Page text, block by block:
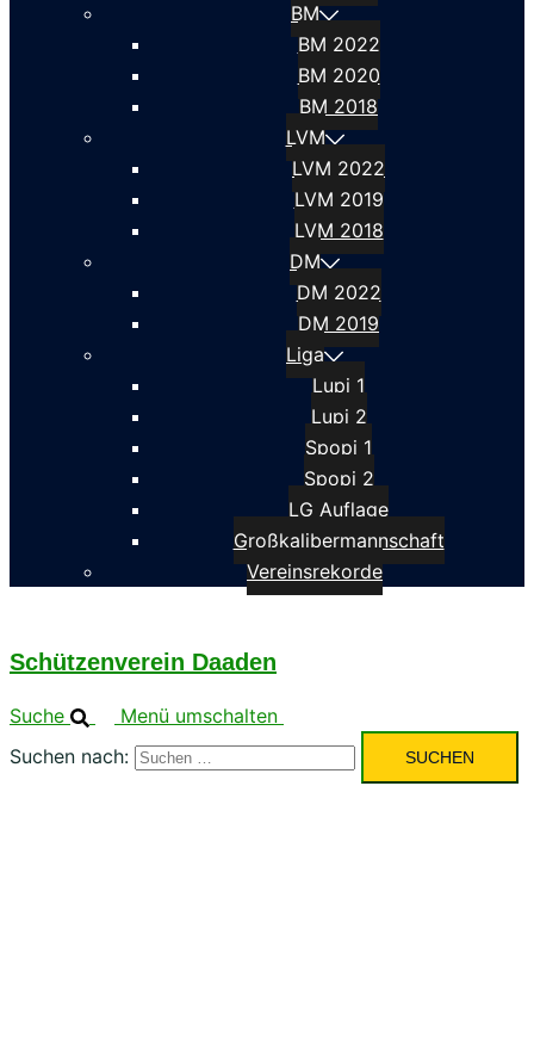
BM
BM 2022
BM 2020
BM 2018
LVM
LVM 2022
LVM 2019
LVM 2018
DM
DM 2022
DM 2019
Liga
Lupi 1
Lupi 2
Spopi 1
Spopi 2
LG Auflage
Großkalibermannschaft
Vereinsrekorde
Schützenverein Daaden
Suche
Menü umschalten
Suchen nach: